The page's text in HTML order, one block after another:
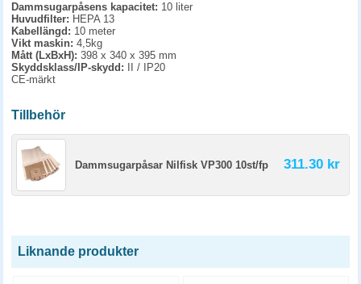
Dammsugarpåsens kapacitet: 10 liter
Huvudfilter: HEPA 13
Kabellängd: 10 meter
Vikt maskin: 4,5kg
Mått (LxBxH): 398 x 340 x 395 mm
Skyddsklass/IP-skydd: II / IP20
CE-märkt
Tillbehör
Dammsugarpåsar Nilfisk VP300 10st/fp 311.30 kr
Liknande produkter